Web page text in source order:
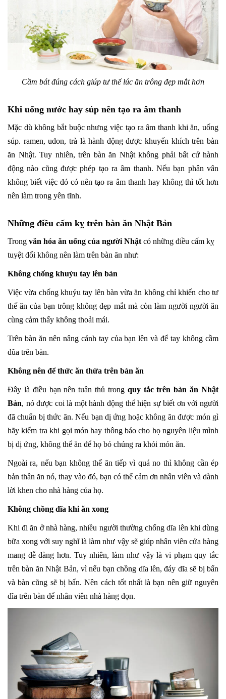
Cầm bát đúng cách giúp tư thế lúc ăn trông đẹp mắt hơn
Khi uống nước hay súp nên tạo ra âm thanh
Mặc dù không bắt buộc nhưng việc tạo ra âm thanh khi ăn, uống
súp. ramen, udon, trà là hành động được khuyến khích trên bàn
ăn Nhật. Tuy nhiên, trên bàn ăn Nhật không phải bất cứ hành
động nào cũng được phép tạo ra âm thanh. Nếu bạn phân vân
không biết việc đó có nên tạo ra âm thanh hay không thì tốt hơn
nên làm trong yên tĩnh.
Những điều cấm kỵ trên bàn ăn Nhật Bản
Trong văn hóa ăn uống của người Nhậtcó những điều cấm kỵ
tuyệt đối không nên làm trên bàn ăn như:
Không chống khuỷu tay lên bàn
Việc vừa chống khuỷu tay lên bàn vừa ăn không chỉ khiến cho tư
thế ăn của bạn trông không đẹp mắt mà còn làm người người ăn
cùng cảm thấy không thoải mái.
Trên bàn ăn nên nâng cánh tay của bạn lên và để tay không cầm
đũa trên bàn.
Không nên để thức ăn thừa trên bàn ăn
Đây là điều bạn nên tuân thủ trongquy tắc trên bàn ăn Nhật
Bản, nó được coi là một hành động thể hiện sự biết ơn với người
đã chuẩn bị thức ăn. Nếu bạn dị ứng hoặc không ăn được món gì
hãy kiểm tra khi gọi món hay thông báo cho họ nguyên liệu mình
bị dị ứng, không thể ăn để họ bỏ chúng ra khỏi món ăn.
Ngoài ra, nếu bạn không thể ăn tiếp vì quá no thì không cần ép
bản thân ăn nó, thay vào đó, bạn có thể cảm ơn nhân viên và dành
lời khen cho nhà hàng của họ.
Không chồng dĩa khi ăn xong
Khi đi ăn ở nhà hàng, nhiều người thường chống dĩa lên khi dùng
bữa xong với suy nghĩ là làm như vậy sẽ giúp nhân viên cửa hàng
mang dễ dàng hơn. Tuy nhiên, làm như vậy là vi phạm quy tắc
trên bàn ăn Nhật Bản, vì nếu bạn chồng dĩa lên, đáy dĩa sẽ bị bẩn
và bàn cũng sẽ bị bẩn. Nên cách tốt nhất là bạn nên giữ nguyên
dĩa trên bàn để nhân viên nhà hàng dọn.